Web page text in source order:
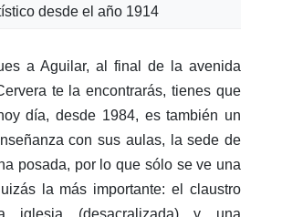
desde el año 1914
a Aguilar, al final de la avenida
te la encontrarás, tienes que
día, desde 1984, es también un
con sus aulas, la sede de
posada, por lo que sólo se ve una
la más importante: el claustro
iglesia (desacralizada) y una